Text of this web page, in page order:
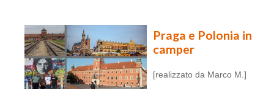
Praga e Polonia in
camper
[realizzato da Marco M.]